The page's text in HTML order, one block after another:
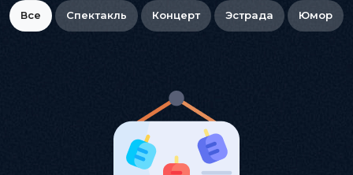
Все Спектакль Концерт Эстрада Юмор